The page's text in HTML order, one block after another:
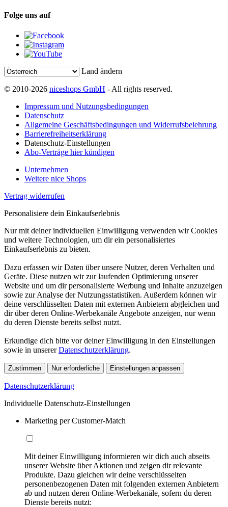
Folge uns auf
Land ändern
© 2010-2026 niceshops GmbH - All rights reserved.
Impressum und Nutzungsbedingungen
Datenschutz
Allgemeine Geschäftsbedingungen und Widerrufsbelehrung
Barrierefreiheitserklärung
Datenschutz-Einstellungen
Abo-Verträge hier kündigen
Unternehmen
Weitere nice Shops
Vertrag widerrufen
Personalisiere dein Einkaufserlebnis
Nur mit deiner individuellen Einwilligung verwenden wir Cookies
und weitere Technologien, um dir ein personalisiertes
Einkaufserlebnis zu bieten.
Dazu erfassen wir Daten über unsere Nutzer, deren Verhalten und
Geräte. Diese nutzen wir zur laufenden Optimierung unserer
Website und um dir personalisierte Werbung und Inhalte anzuzeigen
sowie zur Analyse der Nutzungsstatistiken. Außerdem können wir
deine verschlüsselten Daten mit externen Anbietern abgleichen und
dir über deren Online-Werbekanäle Angebote anzeigen, nur wenn
du deren Dienste bereits selbst nutzt.
Erkundige dich bitte vor deiner Einwilligung in den Einstellungen
sowie in unsererDatenschutzerklärung.
Zustimmen Nur erforderliche Einstellungen anpassen
Datenschutzerklärung
Individuelle Datenschutz-Einstellungen
Marketing per Customer-Match
Mit deiner Einwilligung informieren wir dich auch abseits
unserer Website über Aktionen und zeigen dir relevante
Produkte. Dazu gleichen wir deine verschlüsselten
personenbezogenen Daten mit folgenden externen Anbietern
ab und nutzen deren Online-Werbekanäle, sofern du deren
Dienste bereits nutzt: